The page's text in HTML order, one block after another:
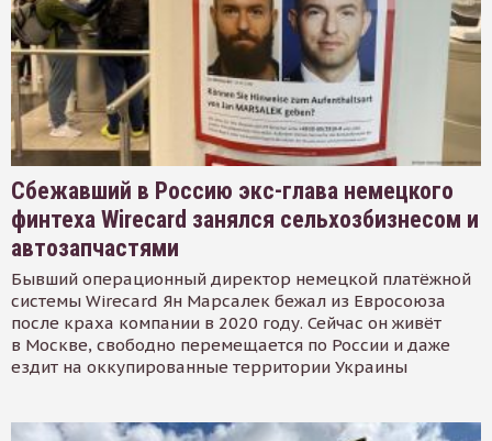
Сбежавший в Россию экс-глава немецкого
финтеха Wirecard занялся сельхозбизнесом и
автозапчастями
Бывший операционный директор немецкой платёжной
системы Wirecard Ян Марсалек бежал из Евросоюза
после краха компании в 2020 году. Сейчас он живёт
в Москве, свободно перемещается по России и даже
ездит на оккупированные территории Украины